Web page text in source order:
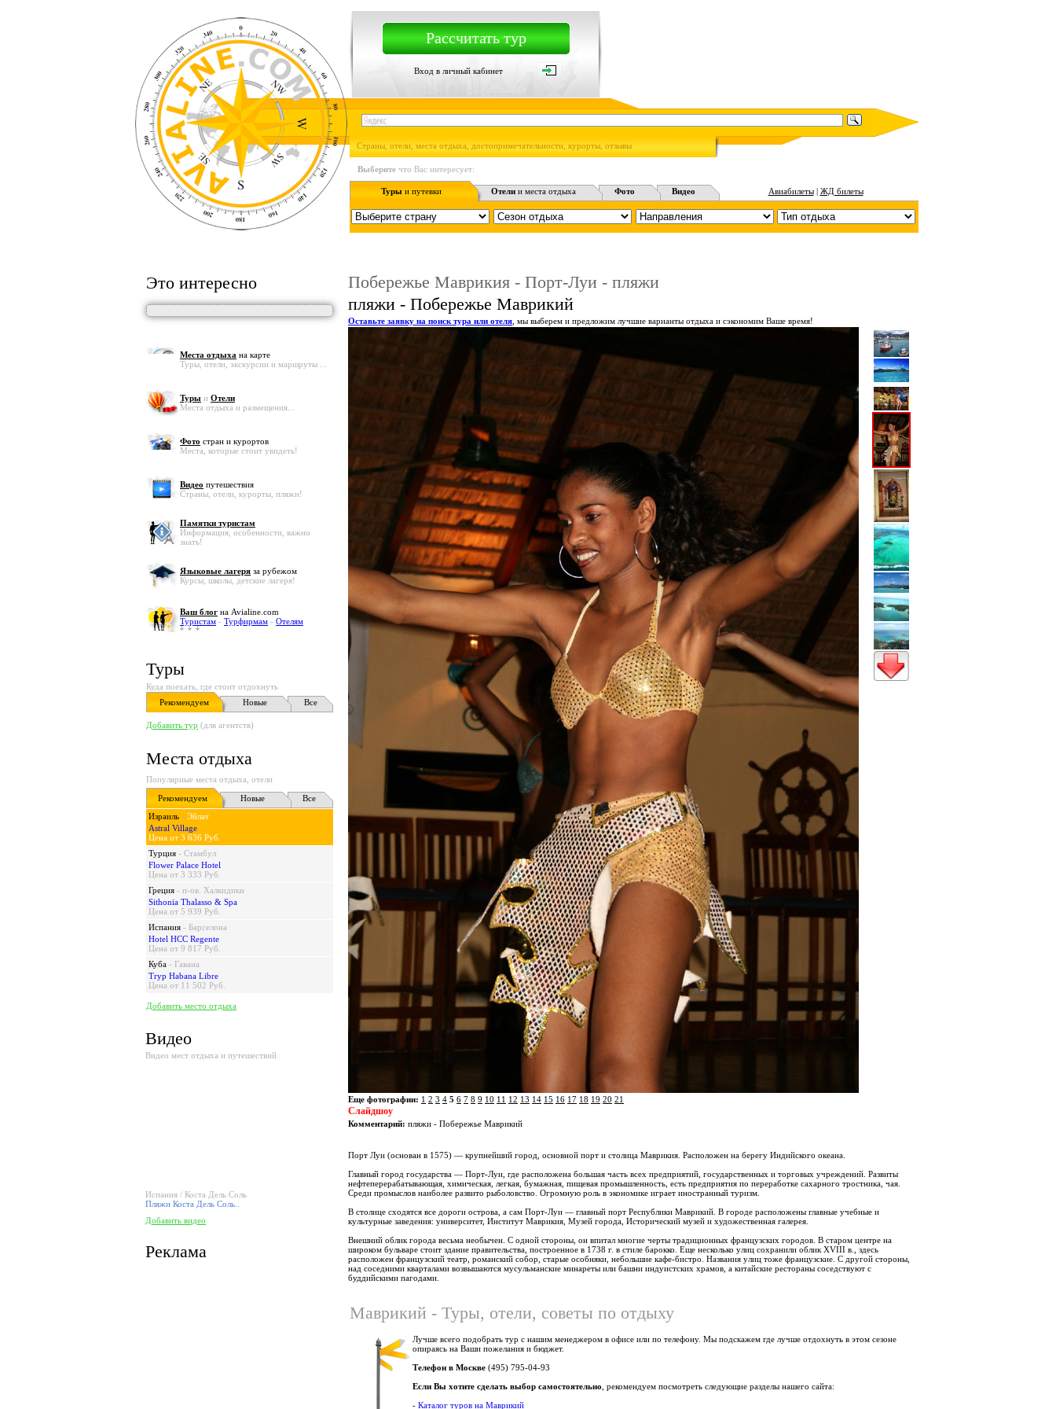
Рассчитать тур
Вход в личный кабинет
Страны, отели, места отдыха, достопримечательности, курорты, отзывы
Выберите что Вас интересует:
Турыи путевки Отели и места отдыха Фото Видео Авиабилеты| ЖД билеты
Это интересно
Места отдыха на карте
Туры, отели, экскурсии и маршруты ...
Туры и Отели
Места отдыха и размещения...
Фото стран и курортов
Места, которые стоит увидеть!
Видео путешествия
Страны, отели, курорты, пляжи!
Памятки туристам
Информация, особенности, важно
знать!
Языковые лагеря за рубежом
Курсы, школы, детские лагеря!
Ваш блог на Avialine.com
Туристам - Турфирмам - Отелям
Туры
Куда поехать, где стоит отдохнуть
Рекомендуем
Новые Все
Добавить тур (для агентств)
Места отдыха
Популярные места отдыха, отели
Рекомендуем
Новые
Все
Израиль - Эйлат
Astral Village
Цена от 3 636 Руб.
Турция - Стамбул
Flower Palace Hotel
Цена от 3 333 Руб.
Греция - п-ов. Халкидики
Sithonia Thalasso & Spa
Цена от 5 939 Руб.
Испания - Барселона
Hotel HCC Regente
Цена от 9 817 Руб.
Куба - Гавана
Tryp Habana Libre
Цена от 11 502 Руб.
Добавить место отдыха
Видео
Видео мест отдыха и путешествий
Испания / Коста Дель Соль
Пляжи Коста Дель Соль..
Добавить видео
Реклама
Побережье Маврикия - Порт-Луи - пляжи
пляжи - Побережье Маврикий
Оставьте заявку на поиск тура или отеля , мы выберем и предложим лучшие варианты отдыха и сэкономим Ваше время!
Еще фотографии: 1 2 3 4 5 6 7 8 9 10 11 12 13 14 15 16 17 18 19 20 21
Слайдшоу
Комментарий: пляжи - Побережье Маврикий
Порт Луи (основан в 1575) — крупнейший город, основной порт и столица Маврикия. Расположен на берегу Индийского океана.
Главный город государства — Порт-Луи, где расположена большая часть всех предприятий, государственных и торговых учреждений. Развиты
нефтеперерабатывающая, химическая, легкая, бумажная, пищевая промышленность, есть предприятия по переработке сахарного тростника, чая.
Среди промыслов наиболее развито рыболовство. Огромную роль в экономике играет иностранный туризм.
В столице сходятся все дороги острова, а сам Порт-Луи — главный порт Республики Маврикий. В городе расположены главные учебные и
культурные заведения: университет, Институт Маврикия, Музей города, Исторический музей и художественная галерея.
Внешний облик города весьма необычен. С одной стороны, он впитал многие черты традиционных французских городов. В старом центре на
широком бульваре стоит здание правительства, построенное в 1738 г. в стиле барокко. Еще несколько улиц сохранили облик XVIII в., здесь
расположен французский театр, романский собор, старые особняки, небольшие кафе-бистро. Названия улиц тоже французские. С другой стороны,
над соседними кварталами возвышаются мусульманские минареты или башни индуистских храмов, а китайские рестораны соседствуют с
буддийскими пагодами.
Маврикий - Туры, отели, советы по отдыху
Лучше всего подобрать тур с нашим менеджером в офисе или по телефону. Мы подскажем где лучше отдохнуть в этом сезоне
опираясь на Ваши пожелания и бюджет.
Телефон в Москве (495) 795-04-93
Если Вы хотите сделать выбор самостоятельно , рекомендуем посмотреть следующие разделы нашего сайта:
- Каталог туров на Маврикий